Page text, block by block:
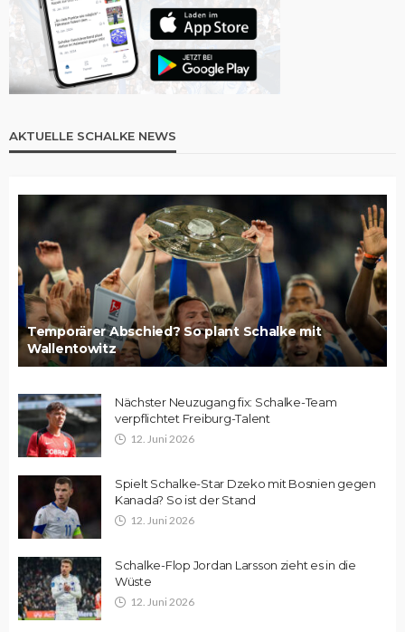
AKTUELLE SCHALKE NEWS
Temporärer Abschied? So plant Schalke mit
Wallentowitz
Nächster Neuzugang fix: Schalke-Team
verpflichtet Freiburg-Talent
12. Juni 2026
Spielt Schalke-Star Dzeko mit Bosnien gegen
Kanada? So ist der Stand
12. Juni 2026
Schalke-Flop Jordan Larsson zieht es in die
Wüste
12. Juni 2026